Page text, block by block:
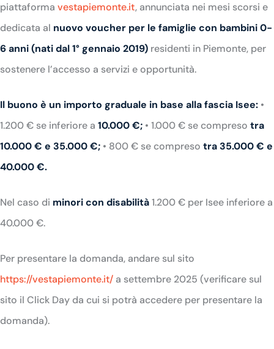
piattaforma vestapiemonte.it, annunciata nei mesi scorsi e
dedicata al nuovo voucher per le famiglie con bambini 0-
6 anni (nati dal 1° gennaio 2019) residenti in Piemonte, per
sostenere l’accesso a servizi e opportunità.
Il buono è un importo graduale in base alla fascia Isee: •
1.200 € se inferiore a 10.000 €; • 1.000 € se compreso tra
10.000 € e 35.000 €; • 800 € se compreso tra 35.000 € e
40.000 €.
Nel caso di minori con disabilità1.200 € per Isee inferiore a
40.000 €.
Per presentare la domanda, andare sul sito
https://vestapiemonte.it/ a settembre 2025 (verificare sul
sito il Click Day da cui si potrà accedere per presentare la
domanda).